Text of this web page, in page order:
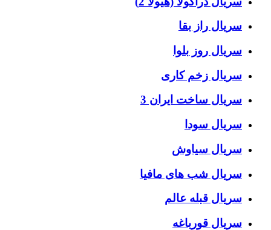
سریال راز بقا
سریال روز بلوا
سریال زخم کاری
سریال ساخت ایران 3
سریال سودا
سریال سیاوش
سریال شب های مافیا
سریال قبله عالم
سریال قورباغه